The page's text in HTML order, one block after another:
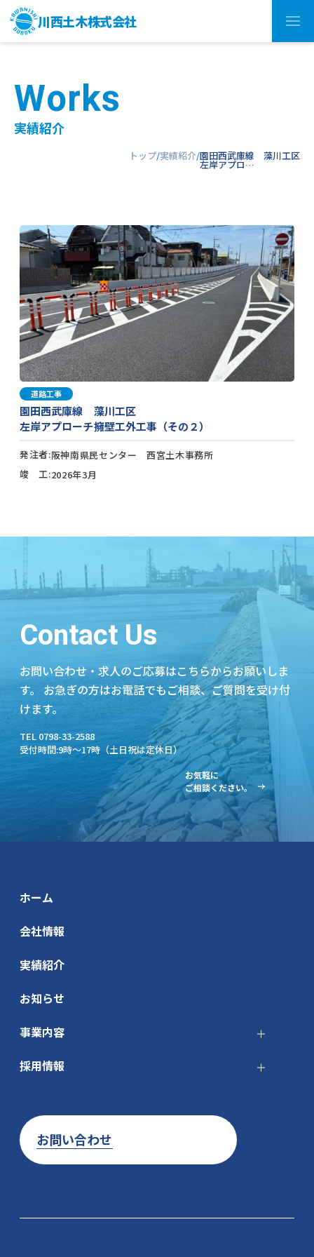
川西土木株式会社
Works
実績紹介
トップ 実績紹介 園田西武庫線 藻川工区
左岸アプロ…
道路工事
園田西武庫線 藻川工区
左岸アプローチ擁壁工外工事（その２）
発注者 阪神南県民センター 西宮土木事務所
竣 工 2026年3月
Contact Us
お問い合わせ・求人のご応募はこちらからお願いしま
す。
お急ぎの方はお電話でもご相談、ご質問を受け付
けます。
TEL 0798-33-2588
受付時間:9時～17時（土日祝は定休日）
お気軽に
ご相談ください。
ホーム
会社情報
実績紹介
お知らせ
事業内容
採用情報
お問い合わせ